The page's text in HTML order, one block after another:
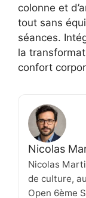
colonne et
tout sans
séances.
la
confort
Nicolas
Nicolas
de culture,
Open 6ème